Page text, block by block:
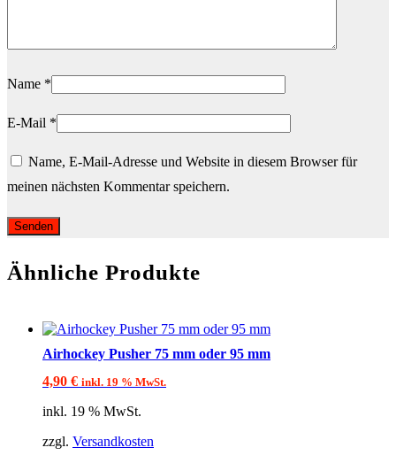
Name *
E-Mail *
Name, E-Mail-Adresse und Website in diesem Browser für
meinen nächsten Kommentar speichern.
Ähnliche Produkte
Airhockey Pusher 75 mm oder 95 mm
4,90 € inkl. 19 % MwSt.
inkl. 19 % MwSt.
zzgl. Versandkosten